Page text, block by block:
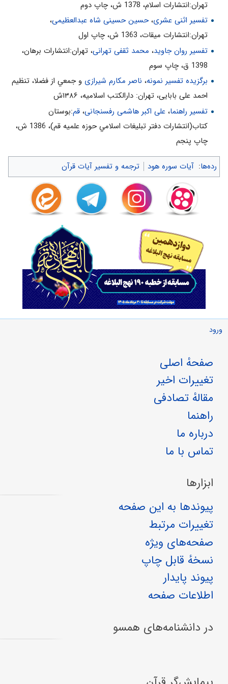
11- تاريخ وزمان مرگ، بر انسان مجهول است. «إِلى‌ أَجَلٍ مُسَمًّى»
12- درجات در قيامت متفاوت است. هركس فضيلت بيشترى در دنيا
كسب كند، لطف بيشترى در آخرت دريافت خواهد كرد. «يُؤْتِ كُلَّ ذِي
13- پيامبران دلسوز مردمند. جمله‌ى‌ «فَإِنِّي أَخافُ عَلَيْكُمْ» در قرآن زياد
تهران:انتشارات اسلام‌، 1378 ش‌، چاپ دوم‌
تفسیر اثنی عشری،حسین حسینی شاه عبدالعظیمی،
تهران:انتشارات ميقات، 1363 ش، چاپ اول
تفسیر روان جاوید، محمد ثقفی تهرانی، تهران:انتشارات برهان،
1398 ق، چاپ سوم
برگزیده تفسیر نمونه، ناصر مکارم شیرازی و جمعي از فضلا، تنظیم
احمد علی بابایی، تهران: دارالکتب اسلامیه، ۱۳۸۶ش
تفسیر راهنما، علی اکبر هاشمی رفسنجانی، قم:بوستان
كتاب(انتشارات دفتر تبليغات اسلامي حوزه علميه قم)، 1386 ش‌،
چاپ پنجم‌
رده‌ها: آیات سوره هود ترجمه و تفسیر آیات قرآن
ورود
صفحهٔ اصلی
تغییرات اخیر
مقالهٔ تصادفی
راهنما
درباره ما
تماس با ما
ابزارها
پیوندها به این صفحه
تغییرات مرتبط
صفحه‌های ویژه
نسخهٔ قابل چاپ
پیوند پایدار
اطلاعات صفحه
در دانشنامه‌های همسو